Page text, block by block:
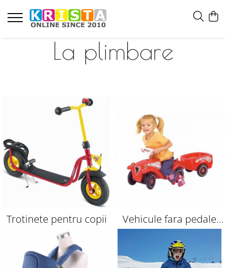
La plimbare
Trotinete pentru copii
Vehicule fara pedale
copii